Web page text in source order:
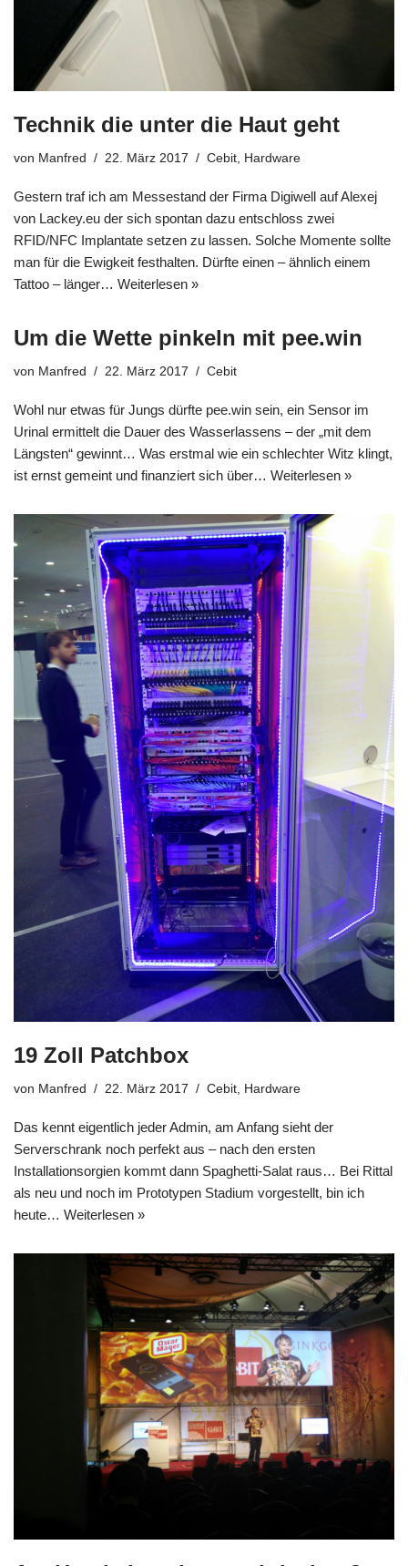
Technik die unter die Haut geht
von Manfred 22. März 2017 Cebit Hardware
Gestern traf ich am Messestand der Firma Digiwell auf Alexej
von Lackey.eu der sich spontan dazu entschloss zwei
RFID/NFC Implantate setzen zu lassen. Solche Momente sollte
man für die Ewigkeit festhalten. Dürfte einen – ähnlich einem
Tattoo – länger… Weiterlesen »
Um die Wette pinkeln mit pee.win
von Manfred 22. März 2017 Cebit
Wohl nur etwas für Jungs dürfte pee.win sein, ein Sensor im
Urinal ermittelt die Dauer des Wasserlassens – der „mit dem
Längsten“ gewinnt… Was erstmal wie ein schlechter Witz klingt,
ist ernst gemeint und finanziert sich über… Weiterlesen »
19 Zoll Patchbox
von Manfred 22. März 2017 Cebit, Hardware
Das kennt eigentlich jeder Admin, am Anfang sieht der
Serverschrank noch perfekt aus – nach den ersten
Installationsorgien kommt dann Spaghetti-Salat raus… Bei Rittal
als neu und noch im Prototypen Stadium vorgestellt, bin ich
heute… Weiterlesen »